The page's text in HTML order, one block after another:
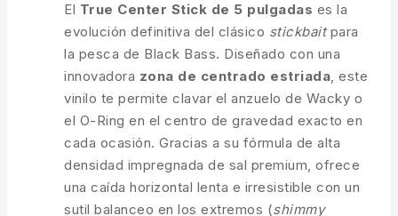
El True Center Stick de 5 pulgadas es la
evolución definitiva del clásico stickbaitpara
la pesca de Black Bass. Diseñado con una
innovadora zona de centrado estriada, este
vinilo te permite clavar el anzuelo de Wacky o
el O-Ring en el centro de gravedad exacto en
cada ocasión. Gracias a su fórmula de alta
densidad impregnada de sal premium, ofrece
una caída horizontal lenta e irresistible con un
sutil balanceo en los extremos (shimmy